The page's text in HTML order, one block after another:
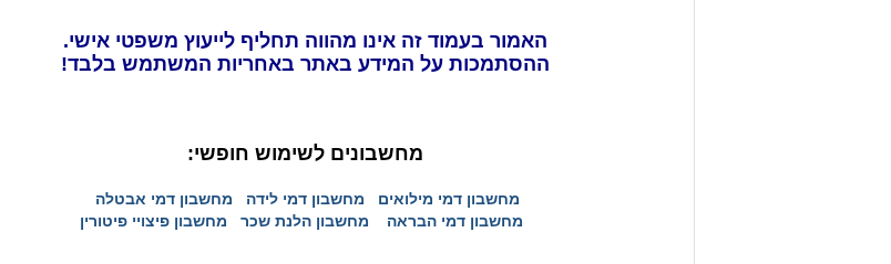
האמור בעמוד זה אינו מהווה תחליף לייעוץ משפטי אישי.
ההסתמכות על המידע באתר באחריות המשתמש בלבד!
מחשבונים לשימוש חופשי:
מחשבון דמי מילואים מחשבון דמי לידה
מחשבון דמי אבטלה
מחשבון דמי הבראה
מחשבון הלנת שכר מחשבון פיצויי פיטורין